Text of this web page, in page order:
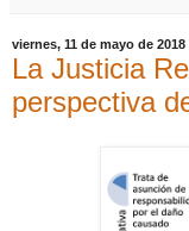
viernes, 11 de mayo de 2018
La Justicia
perspectiva